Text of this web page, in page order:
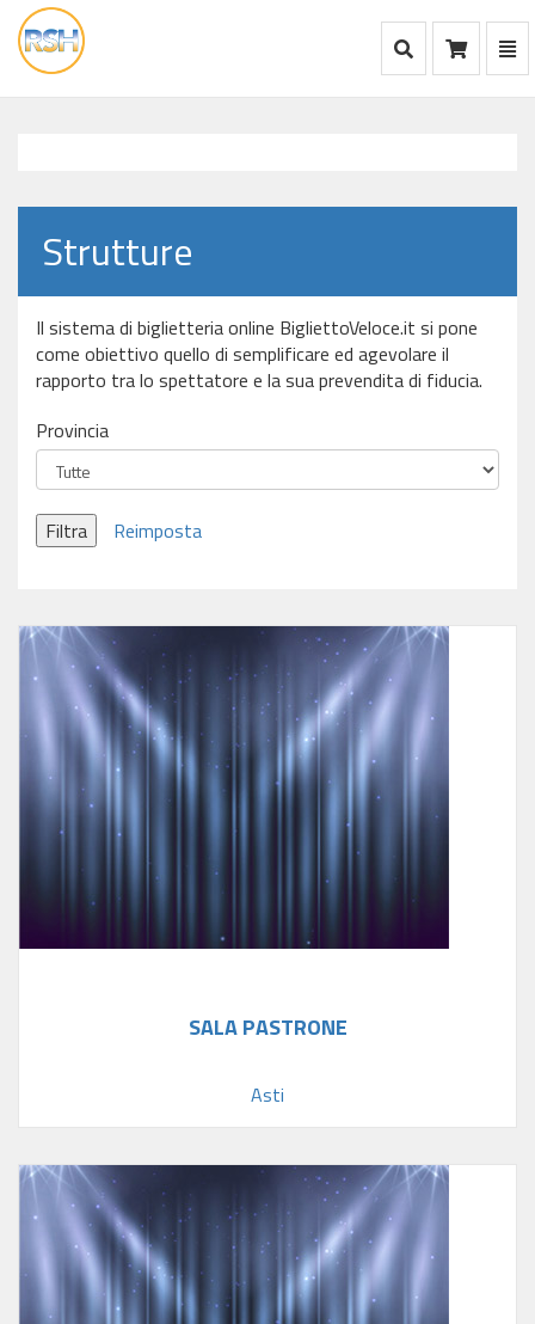
vai
alla
Mostra Ricerca
Strutture
Il sistema di biglietteria online BigliettoVeloce.it si pone
come obiettivo quello di semplificare ed agevolare il
rapporto tra lo spettatore e la sua prevendita di fiducia.
Provincia
Filtra Reimposta
SALA PASTRONE
Asti